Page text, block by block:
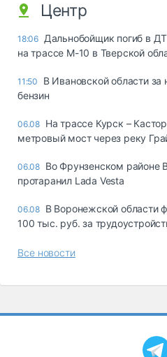
Центр
18:06 Дальнобойщик погиб в
на трассе М-10 в Тверской
11:50
В Ивановской области
бензин
06.08 На трассе Курск –
метровый мост через реку
06.08 Во Фрунзенском районе
протаранил Lada Vesta
06.08 В Воронежской области
100 тыс. руб. за
Все новости